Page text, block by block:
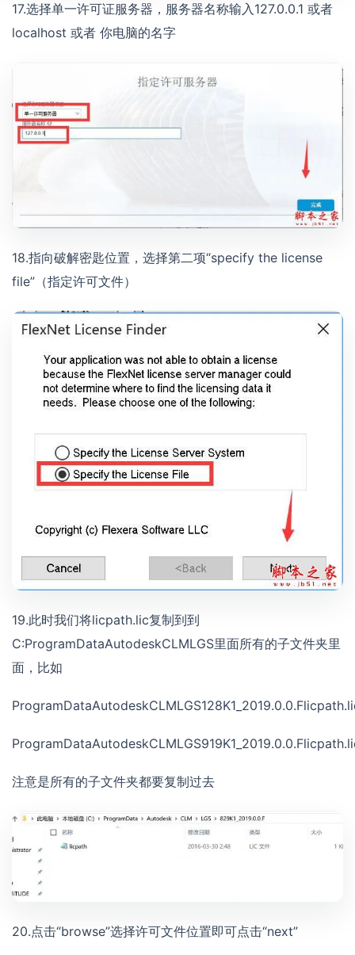
17.选择单一许可证服务器，服务器名称输入127.0.0.1 或者
localhost 或者 你电脑的名字
18.指向破解密匙位置，选择第二项“specify the license
file”（指定许可文件）
19.此时我们将licpath.lic复制到到
C:ProgramDataAutodeskCLMLGS里面所有的子文件夹里
面，比如
注意是所有的子文件夹都要复制过去
20.点击“browse”选择许可文件位置即可点击“next”